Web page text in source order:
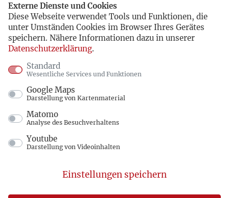
Externe Dienste und Cookies
Diese Webseite verwendet Tools und Funktionen, die
unter Umständen Cookies im Browser Ihres Gerätes
speichern. Nähere Informationen dazu in unserer
Datenschutzerklärung.
Standard
Wesentliche Services und Funktionen
Google Maps
Darstellung von Kartenmaterial
Matomo
Analyse des Besuchverhaltens
Youtube
Darstellung von Videoinhalten
Einstellungen speichern